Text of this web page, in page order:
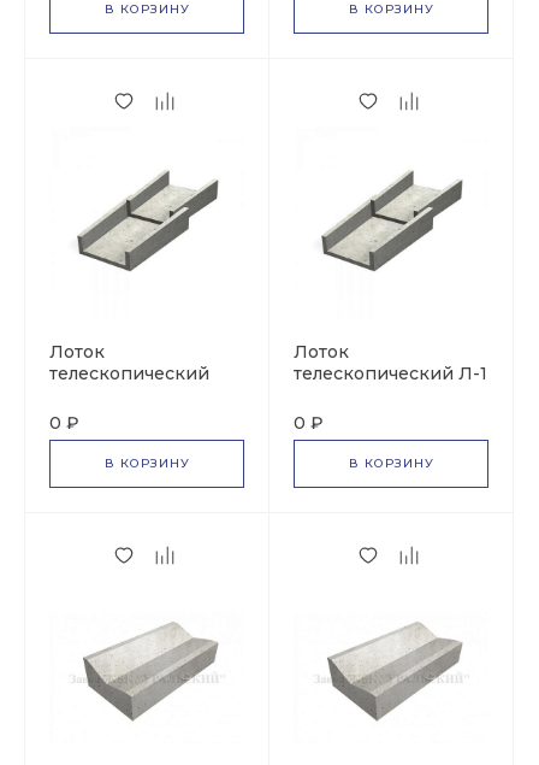
В КОРЗИНУ В КОРЗИНУ
Лоток
телескопический
0 ₽
В КОРЗИНУ
Лоток
телескопический Л-1
0 ₽
В КОРЗИНУ